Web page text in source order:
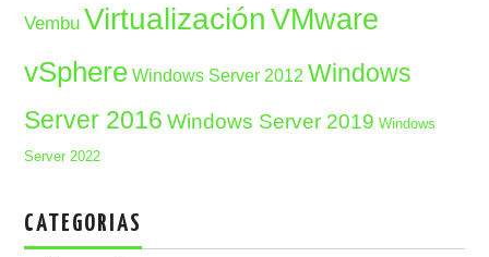
Vembu Virtualización VMware
vSphere Windows Server 2012 Windows
Server 2016 Windows Server 2019 Windows
Server 2022
CATEGORIAS